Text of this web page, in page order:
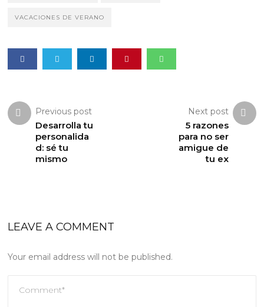
VACACIONES DE VERANO
Previous post
Desarrolla tu
personalida
d: sé tu
mismo
Next post
5 razones
para no ser
amigue de
tu ex
LEAVE A COMMENT
Your email address will not be published.